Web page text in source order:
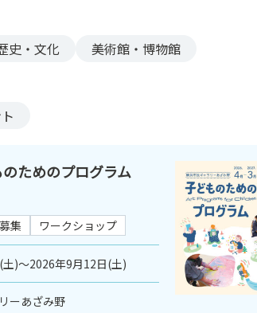
史・文化
美術館・博物館
のためのプログラム
募集 ワークショップ
)～2026年9月12日(土)
ーあざみ野